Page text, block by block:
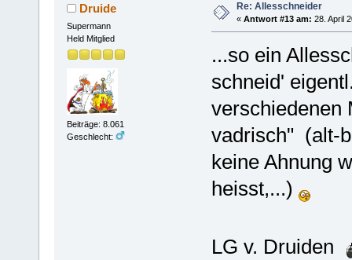
Druide
Supermann
Held Mitglied
Beiträge: 8.061
Geschlecht:
Re: Allesschneider
« Antwort #13 am: 28. April
...so ein
schneid'
verschiedenen
vadrisch" (alt-
keine Ahnung
heisst,...)
LG v. Druiden